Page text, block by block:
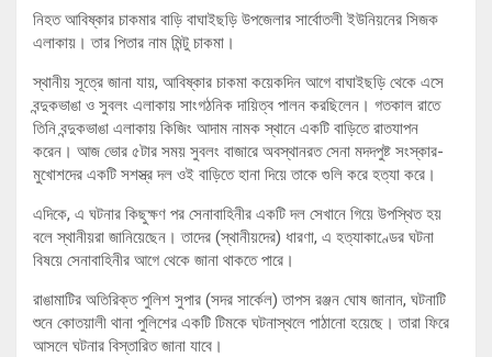
নিহত আবিষ্কার চাকমার বাড়ি বাঘাইছড়ি উপজেলার সার্বোতলী ইউনিয়নের সিজক
এলাকায়। তার পিতার নাম মিন্টু চাকমা।
স্থানীয় সূত্রে জানা যায়, আবিষ্কার চাকমা কয়েকদিন আগে বাঘাইছড়ি থেকে এসে
বন্দুকভাঙা ও সুবলং এলাকায় সাংগঠনিক দায়িত্ব পালন করছিলেন। গতকাল রাতে
তিনি বন্দুকভাঙা এলাকায় কিজিং আদাম নামক স্থানে একটি বাড়িতে রাতযাপন
করেন। আজ ভোর ৫টার সময় সুবলং বাজারে অবস্থানরত সেনা মদদপুষ্ট সংস্কার-
মুখোশদের একটি সশস্ত্র দল ওই বাড়িতে হানা দিয়ে তাকে গুলি করে হত্যা করে।
এদিকে, এ ঘটনার কিছুক্ষণ পর সেনাবাহিনীর একটি দল সেখানে গিয়ে উপস্থিত হয়
বলে স্থানীয়রা জানিয়েছেন। তাদের (স্থানীয়দের) ধারণা, এ হত্যাকাণ্ডের ঘটনা
বিষয়ে সেনাবাহিনীর আগে থেকে জানা থাকতে পারে।
রাঙামাটির অতিরিক্ত পুলিশ সুপার (সদর সার্কেল) তাপস রঞ্জন ঘোষ জানান, ঘটনাটি
শুনে কোতয়ালী থানা পুলিশের একটি টিমকে ঘটনাস্থলে পাঠানো হয়েছে। তারা ফিরে
আসলে ঘটনার বিস্তারিত জানা যাবে।